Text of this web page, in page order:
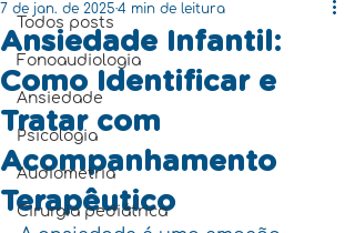
Todos posts
Fonoaudiologia
Ansiedade
Psicologia
Audiometria
Cirurgia pediátrica
Ansiedade Infantil:
Como Identificar e
Tratar com
Acompanhamento
Terapêutico
7 de jan. de 2025 4 min de leitura